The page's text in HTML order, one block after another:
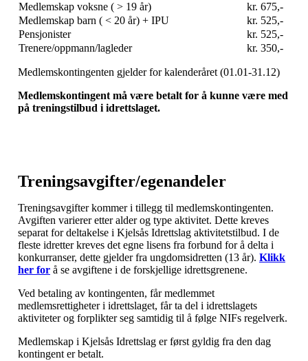
Medlemskap voksne ( > 19 år)
kr. 675,-
Medlemskap barn ( < 20 år) + IPU
kr. 525,-
Pensjonister
kr. 525,-
Trenere/oppmann/lagleder
kr. 350,-
Medlemskontingenten gjelder for kalenderåret (01.01-31.12)
Medlemskontingent må være betalt for å kunne være med
på treningstilbud i idrettslaget.
Treningsavgifter/egenandeler
Treningsavgifter kommer i tillegg til medlemskontingenten.
Avgiften varierer etter alder og type aktivitet. Dette kreves
separat for deltakelse i Kjelsås Idrettslag aktivitetstilbud. I de
fleste idretter kreves det egne lisens fra forbund for å delta i
konkurranser, dette gjelder fra ungdomsidretten (13 år). Klikk
her for å se avgiftene i de forskjellige idrettsgrenene.
Ved betaling av kontingenten, får medlemmet
medlemsrettigheter i idrettslaget, får ta del i idrettslagets
aktiviteter og forplikter seg samtidig til å følge NIFs regelverk.
Medlemskap i Kjelsås Idrettslag er først gyldig fra den dag
kontingent er betalt.